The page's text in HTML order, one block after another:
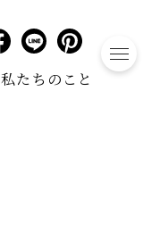
私たちのこと